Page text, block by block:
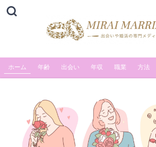
ホーム 年齢 出会い 年収 職業 方法